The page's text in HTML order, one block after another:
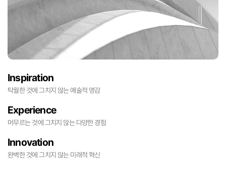
Inspiration
탁월한 것에 그치지 않는 예술적 영감
Experience
머무르는 것에 그치지 않는 다양한 경험
Innovation
완벽한 것에 그치지 않는 미래적 혁신